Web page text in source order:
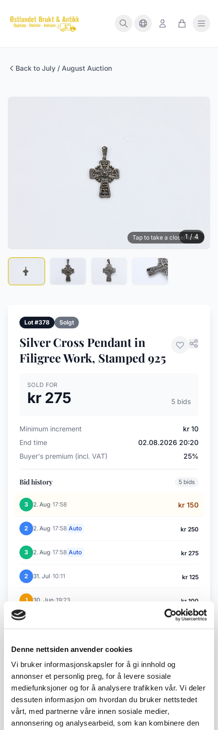
Denne nettsiden anvender cookies
Vi bruker informasjonskapsler for å gi innhold og
annonser et personlig preg, for å levere sosiale
mediefunksjoner og for å analysere trafikken vår. Vi deler
dessuten informasjon om hvordan du bruker nettstedet
vårt, med partnerne våre innen sosiale medier,
annonsering og analysearbeid, som kan kombinere den
Back to July / August Auction
Tap to take a closer look
1 / 4
Lot #378 Solgt
Silver Cross Pendant in
Filigree Work, Stamped 925
SOLD FOR
kr 275 5 bids
Minimum increment
kr 10
End time
02.08.2026 20:20
Buyer's premium (incl. VAT)
25%
Bid history 5 bids
3 2. Aug·17:58 kr 150
2 2. Aug·17:58 Auto kr 250
3 2. Aug·17:58 Auto kr 275
2 31. Jul·10:11 kr 125
1 30. Jun·19:23 kr 100
← Previous lot
#377
Next lot →
#379